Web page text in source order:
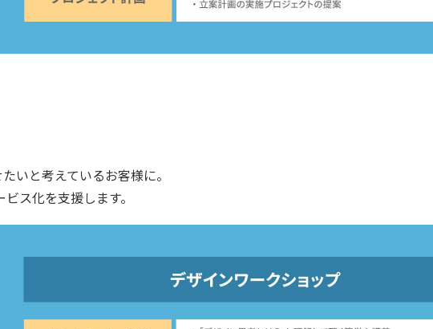
いと考えているお客様に。
ス化を支援します。